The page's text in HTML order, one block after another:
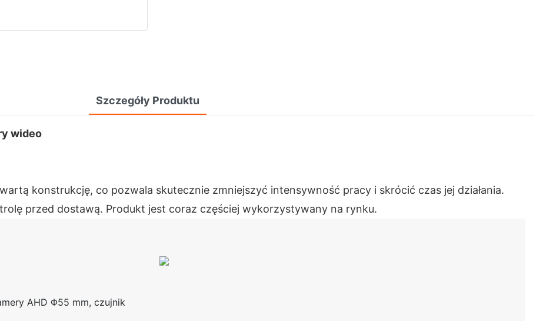
Szczegóły Produktu
wideo
konstrukcję, co pozwala skutecznie zmniejszyć intensywność pracy i skrócić czas jej działania.
przed dostawą. Produkt jest coraz częściej wykorzystywany na rynku.
AHD Φ55 mm, czujnik